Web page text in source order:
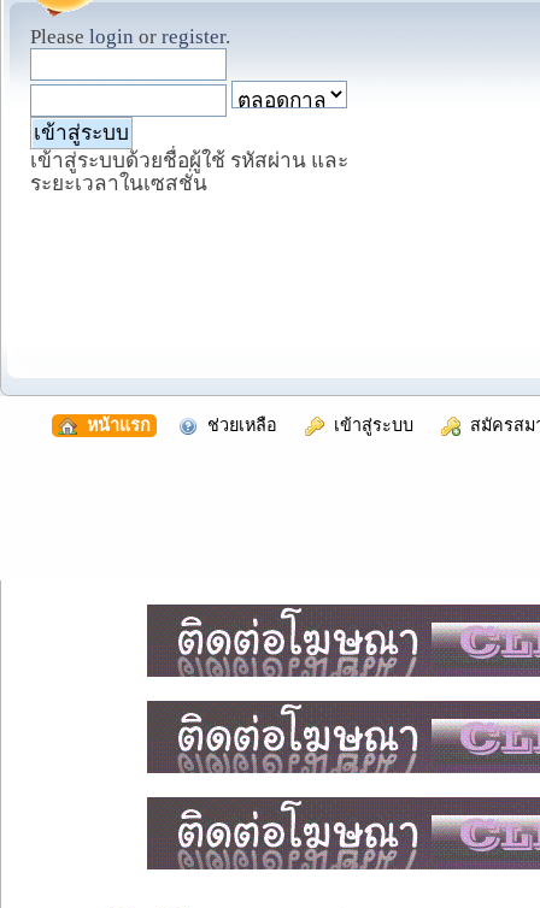
Please login or register.
เข้าสู่ระบบด้วยชื่อผู้ใช้ รหัสผ่าน และ
ระยะเวลาในเซสชั่น
หน้าแรก ช่วยเหลือ เข้าสู่ระบบ สมัครสม